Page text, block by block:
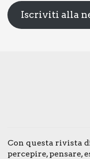
Iscriviti alla
Con que­sta rivi­sta
per­ce­pi­re, pen­sa­re,